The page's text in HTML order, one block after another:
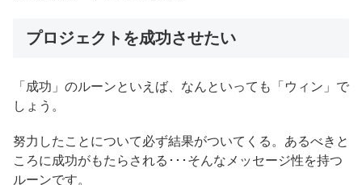
プロジェクトを成功させたい
「成功」のルーンといえば、なんといっても「ウィン」で
しょう。
努力したことについて必ず結果がついてくる。あるべきと
ころに成功がもたらされる･･･そんなメッセージ性を持つ
ルーンです。